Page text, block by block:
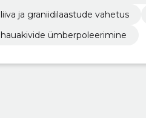
liiva ja graniidilaastude vahetus
hauakivide ümberpoleerimine